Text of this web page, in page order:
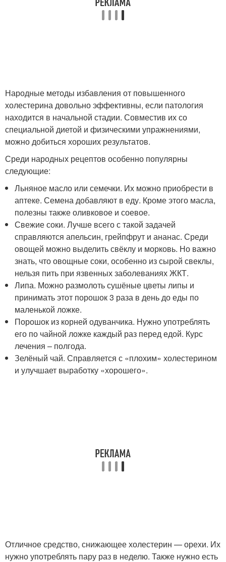
Народные методы избавления от повышенного
холестерина довольно эффективны, если патология
находится в начальной стадии. Совместив их со
специальной диетой и физическими упражнениями,
можно добиться хороших результатов.
Среди народных рецептов особенно популярны
следующие:
Льняное масло или семечки. Их можно приобрести в
аптеке. Семена добавляют в еду. Кроме этого масла,
полезны также оливковое и соевое.
Свежие соки. Лучше всего с такой задачей
справляются апельсин, грейпфрут и ананас. Среди
овощей можно выделить свёклу и морковь. Но важно
знать, что овощные соки, особенно из сырой свеклы,
нельзя пить при язвенных заболеваниях ЖКТ.
Липа. Можно размолоть сушёные цветы липы и
принимать этот порошок 3 раза в день до еды по
маленькой ложке.
Порошок из корней одуванчика. Нужно употреблять
его по чайной ложке каждый раз перед едой. Курс
лечения – полгода.
Зелёный чай. Справляется с «плохим» холестерином
и улучшает выработку «хорошего».
Отличное средство, снижающее холестерин — орехи. Их
нужно употреблять пару раз в неделю. Также нужно есть